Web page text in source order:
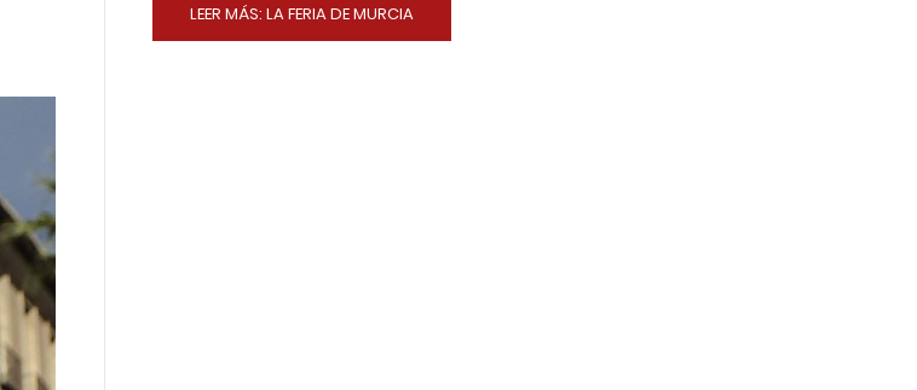
LEER MÁS: LA FERIA DE MURCIA